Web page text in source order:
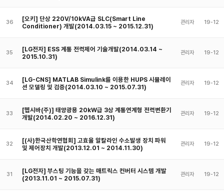
36
[오키] 단상 220V/10kVA급 SLC(Smart Line
Conditioner) 개발(2014.03.15 ~ 2015.12.31)
관리자 19-12
35
[LG전자] ESS 계통 전력제어 기술개발(2014.03.14 ~
2015.10.31)
관리자 19-12
34
[LG-CNS] MATLAB Simulink를 이용한 HUPS 시뮬레이
션 모델링 및 검증(2014.03.10 ~ 2015.07.31)
관리자 19-12
33
[헵시바(주)] 태양광용 20kW급 3상 계통연계형 전력변환기
개발(2014.02.20 ~ 2016.12.31)
관리자 19-12
32
[(사)한국산학연협회] 고효율 알칼라인 수소발생 장치 파워
및 제어장치 개발(2013.12.01 ~ 2014.11.30)
관리자 19-12
31
[LG전자] 부스팅 기능을 갖는 매트릭스 컨버터 시스템 개발
(2013.11.01 ~ 2015.07.31)
관리자 19-12